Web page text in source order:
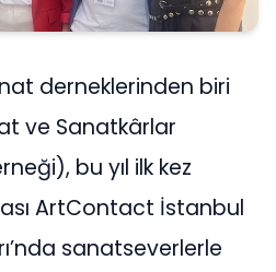
derneklerinden biri
ve Sanatkârlar
bu yıl ilk kez
ArtContact İstanbul
sanatseverlerle